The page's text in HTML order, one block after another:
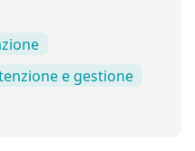
e gestione